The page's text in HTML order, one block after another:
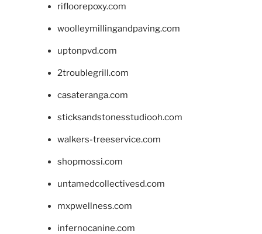
rifloorepoxy.com
woolleymillingandpaving.com
uptonpvd.com
2troublegrill.com
casateranga.com
sticksandstonesstudiooh.com
walkers-treeservice.com
shopmossi.com
untamedcollectivesd.com
mxpwellness.com
infernocanine.com